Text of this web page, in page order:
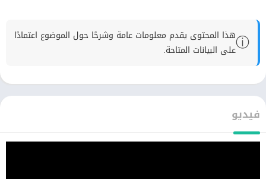
ⓘهذا المحتوى يقدم معلومات عامة وشرحًا حول الموضوع اعتمادًا
على البيانات المتاحة.
فيديو